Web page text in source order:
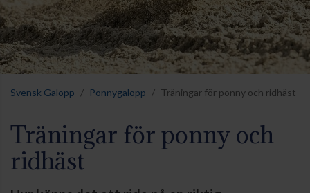
Svensk Galopp Ponnygalopp Träningar för ponny och ridhäst
Träningar för ponny och
ridhäst